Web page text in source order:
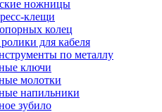
ножницы
клещи
колец
для кабеля
по металлу
ключи
молотки
напильники
зубило